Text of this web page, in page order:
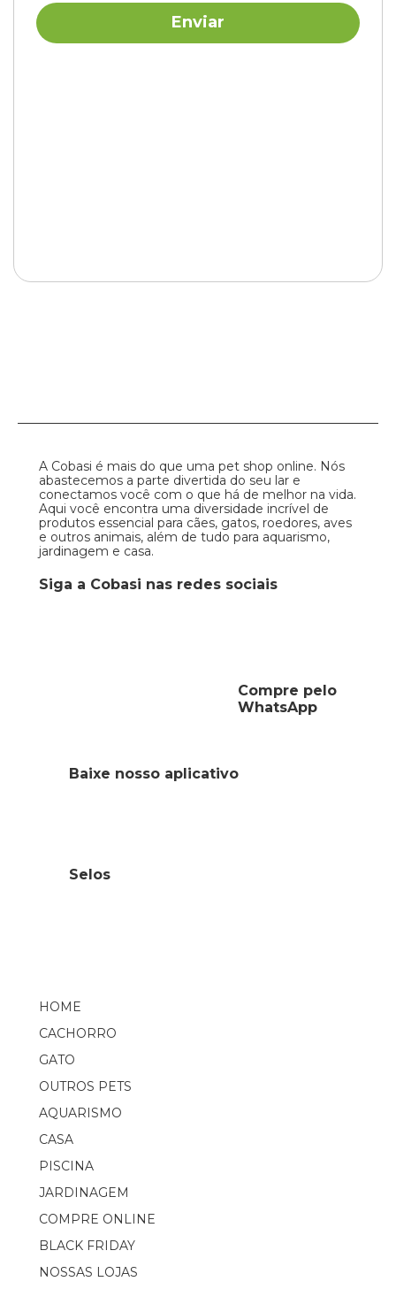
A Cobasi é mais do que uma pet shop online. Nós
abastecemos a parte divertida do seu lar e
conectamos você com o que há de melhor na vida.
Aqui você encontra uma diversidade incrível de
produtos essencial para cães, gatos, roedores, aves
e outros animais, além de tudo para aquarismo,
jardinagem e casa.
Siga a Cobasi nas redes sociais
Compre pelo
WhatsApp
HOME
CACHORRO
GATO
OUTROS PETS
AQUARISMO
CASA
PISCINA
JARDINAGEM
COMPRE ONLINE
BLACK FRIDAY
NOSSAS LOJAS
Baixe nosso aplicativo
Selos